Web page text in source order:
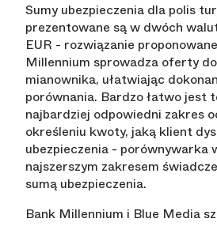
Sumy ubezpieczenia dla polis
prezentowane są w dwóch
EUR - rozwiązanie
Millennium sprowadza oferty
mianownika, ułatwiając
porównania. Bardzo łatwo jest
najbardziej odpowiedni zakres
określeniu kwoty, jaką klient
ubezpieczenia - porównywarka
najszerszym zakresem
sumą ubezpieczenia.
Bank Millennium i Blue Media